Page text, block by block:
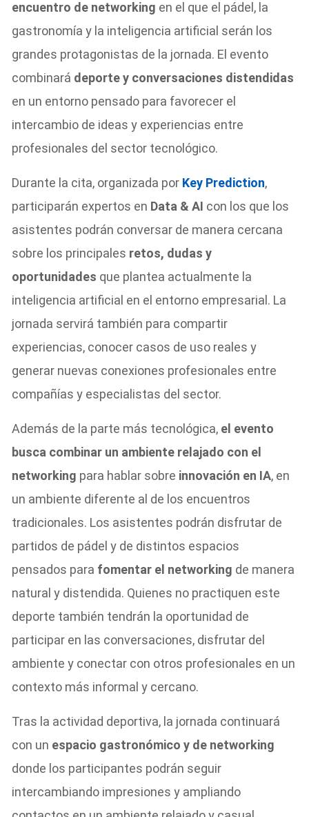
encuentro de networking en el que el pádel, la
gastronomía y la inteligencia artificial serán los
grandes protagonistas de la jornada. El evento
combinará deporte y conversaciones distendidas
en un entorno pensado para favorecer el
intercambio de ideas y experiencias entre
profesionales del sector tecnológico.
Durante la cita, organizada por Key Prediction,
participarán expertos en Data & AI con los que los
asistentes podrán conversar de manera cercana
sobre los principales retos, dudas y
oportunidades que plantea actualmente la
inteligencia artificial en el entorno empresarial. La
jornada servirá también para compartir
experiencias, conocer casos de uso reales y
generar nuevas conexiones profesionales entre
compañías y especialistas del sector.
Además de la parte más tecnológica, el evento
busca combinar un ambiente relajado con el
networking para hablar sobre innovación en IA, en
un ambiente diferente al de los encuentros
tradicionales. Los asistentes podrán disfrutar de
partidos de pádel y de distintos espacios
pensados para fomentar el networking de manera
natural y distendida. Quienes no practiquen este
deporte también tendrán la oportunidad de
participar en las conversaciones, disfrutar del
ambiente y conectar con otros profesionales en un
contexto más informal y cercano.
Tras la actividad deportiva, la jornada continuará
con un espacio gastronómico y de networking
donde los participantes podrán seguir
intercambiando impresiones y ampliando